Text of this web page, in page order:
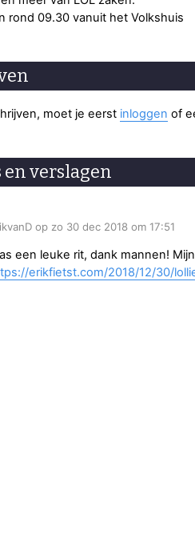
rond 09.30 vanuit het Volkshuis
moet je eerst inloggen of
en verslagen
op zo 30 dec 2018 om 17:51
een leuke rit, dank mannen!
erikfietst.com/2018/12/30/